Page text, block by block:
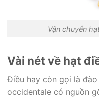
Vận chuyển
Vài nét về hạt
Điều hay còn gọi là
occidentale có nguồn